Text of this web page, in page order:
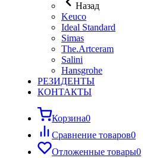
Назад
Keuco
Ideal Standard
Simas
The.Artceram
Salini
Hansgrohe
РЕЗИДЕНТЫ
КОНТАКТЫ
Корзина0
Сравнение товаров0
Отложенные товары0